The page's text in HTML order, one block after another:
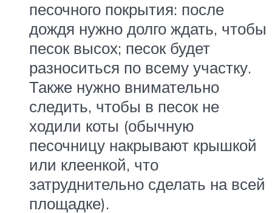
песочного покрытия: после
дождя нужно долго ждать, чтобы
песок высох; песок будет
разноситься по всему участку.
Также нужно внимательно
следить, чтобы в песок не
ходили коты (обычную
песочницу накрывают крышкой
или клеенкой, что
затруднительно сделать на всей
площадке).